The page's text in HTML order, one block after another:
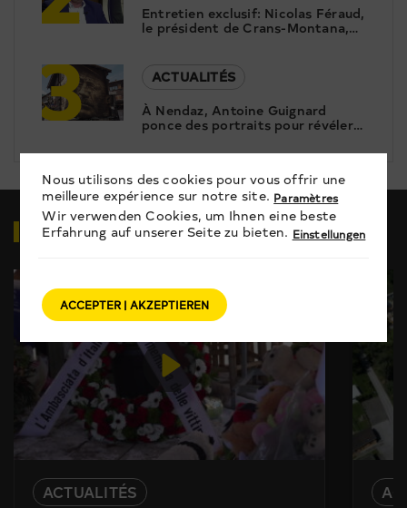
Entretien exclusif: Nicolas Féraud,
le président de Crans-Montana,
répond aux questions de Canal9
3
ACTUALITÉS
À Nendaz, Antoine Guignard
ponce des portraits pour révéler
le patrimoine
VIDÉOSEN RELATION
ACTUALITÉS
Nous utilisons des cookies pour vous offrir une
meilleure expérience sur notre site. Paramètres
Wir verwenden Cookies, um Ihnen eine beste
Erfahrung auf unserer Seite zu bieten. Einstellungen
ACCEPTER | AKZEPTIEREN